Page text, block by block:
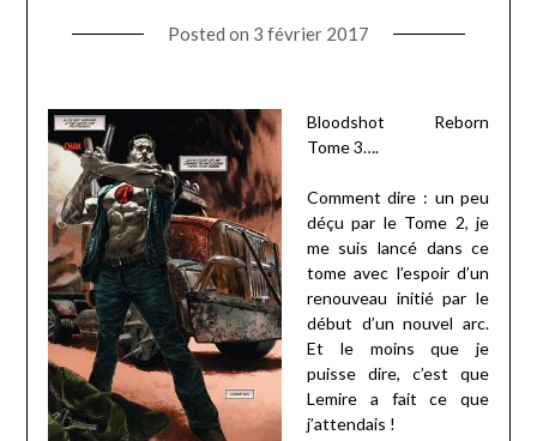
Posted on 3 février 2017
Bloodshot Reborn
Tome 3….
Comment dire : un peu
déçu par le Tome 2, je
me suis lancé dans ce
tome avec l’espoir d’un
renouveau initié par le
début d’un nouvel arc.
Et le moins que je
puisse dire, c’est que
Lemire a fait ce que
j’attendais !